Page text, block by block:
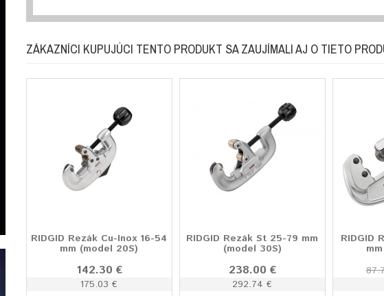
ZÁKAZNÍCI KUPUJÚCI TENTO PRODUKT SA ZAUJÍMALI AJ O TIETO
RIDGID Rezák Cu-Inox 16-54
mm (model 20S)
142.30 €
175.03 €
RIDGID Rezák St 25-79 mm
(model 30S)
238.00 €
292.74 €
RIDGID